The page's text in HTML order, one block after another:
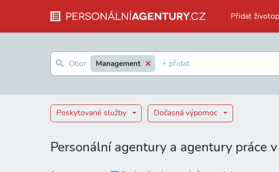
Přidat
Management
Poskytované služby Dočasná výpomoc
Personální agentury a agentury práce